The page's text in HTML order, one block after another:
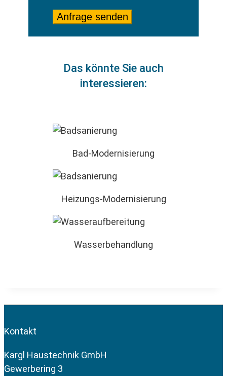
Anfrage senden
Das könnte Sie auch
interessieren:
Bad-Modernisierung
Heizungs-Modernisierung
Wasserbehandlung
Kontakt
Kargl Haustechnik GmbH
Gewerbering 3